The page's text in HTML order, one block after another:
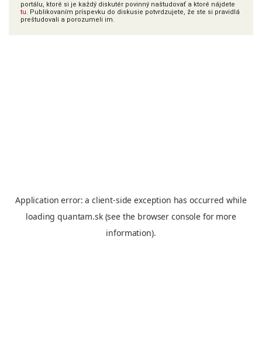
portálu, ktoré si je každý diskutér povinný naštudovať a ktoré nájdete
tu. Publikovaním príspevku do diskusie potvrdzujete, že ste si pravidlá
preštudovali a porozumeli im.